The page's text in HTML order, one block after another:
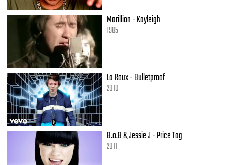
Marillion - Kayleigh
1985
La Roux - Bulletproof
2010
B.o.B & Jessie J - Price Tag
2011